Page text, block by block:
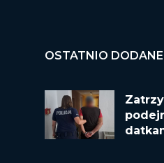
OSTATNIO DODANE